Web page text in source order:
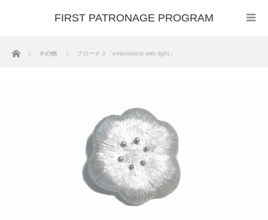
FIRST PATRONAGE PROGRAM
ホーム その他 ブローチ３「embroiderd with light」